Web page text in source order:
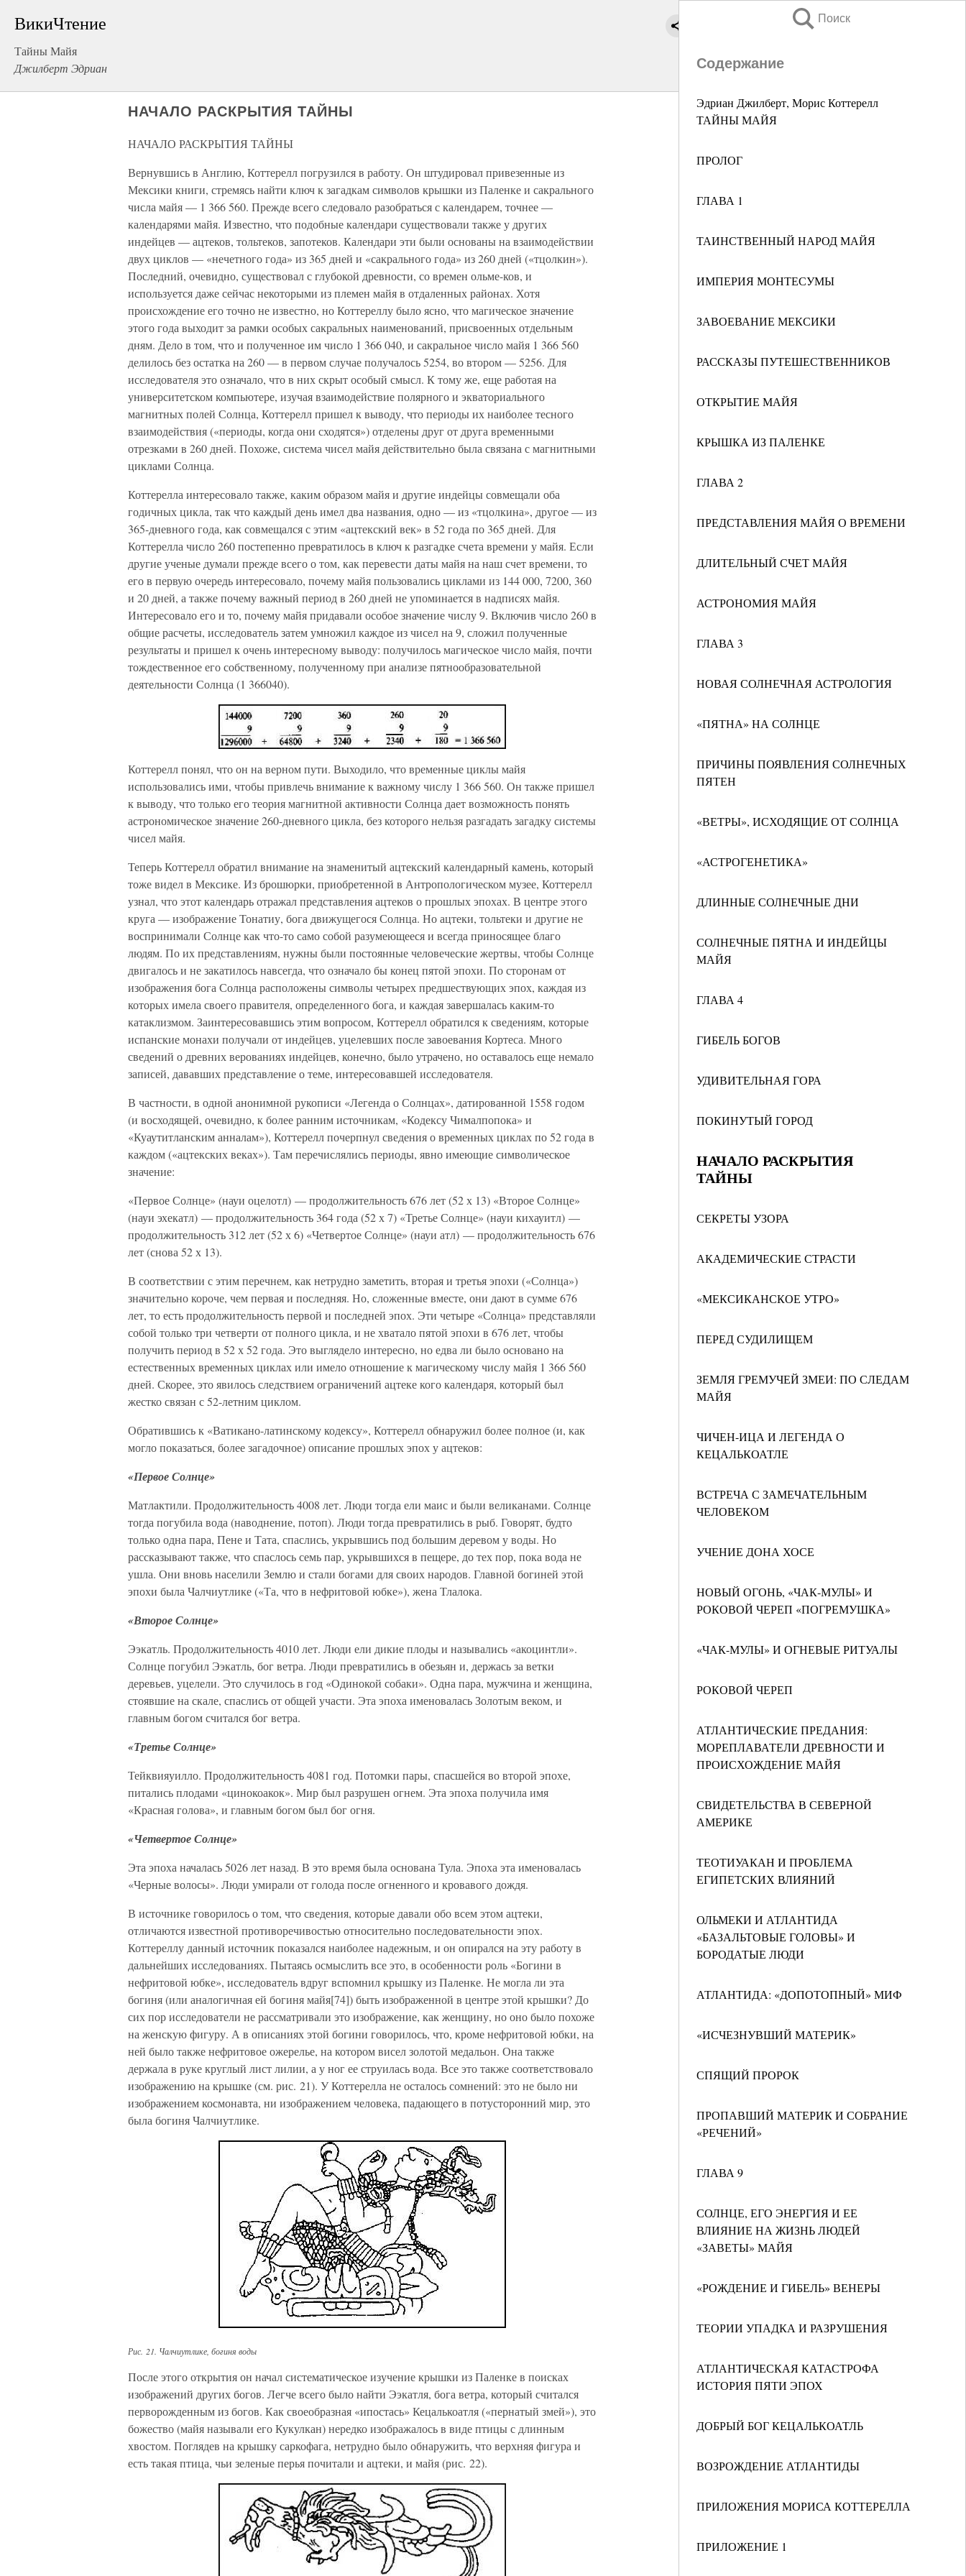
ВикиЧтение
Тайны Майя
Джилберт Эдриан
Поиск
Содержание
Эдриан Джилберт, Морис Коттерелл
ТАЙНЫ МАЙЯ
ПРОЛОГ
ГЛАВА 1
ТАИНСТВЕННЫЙ НАРОД МАЙЯ
ИМПЕРИЯ МОНТЕСУМЫ
ЗАВОЕВАНИЕ МЕКСИКИ
РАССКАЗЫ ПУТЕШЕСТВЕННИКОВ
ОТКРЫТИЕ МАЙЯ
КРЫШКА ИЗ ПАЛЕНКЕ
ГЛАВА 2
ПРЕДСТАВЛЕНИЯ МАЙЯ О ВРЕМЕНИ
ДЛИТЕЛЬНЫЙ СЧЕТ МАЙЯ
АСТРОНОМИЯ МАЙЯ
ГЛАВА 3
НОВАЯ СОЛНЕЧНАЯ АСТРОЛОГИЯ
«ПЯТНА» НА СОЛНЦЕ
ПРИЧИНЫ ПОЯВЛЕНИЯ СОЛНЕЧНЫХ
ПЯТЕН
«ВЕТРЫ», ИСХОДЯЩИЕ ОТ СОЛНЦА
«АСТРОГЕНЕТИКА»
ДЛИННЫЕ СОЛНЕЧНЫЕ ДНИ
СОЛНЕЧНЫЕ ПЯТНА И ИНДЕЙЦЫ
МАЙЯ
ГЛАВА 4
ГИБЕЛЬ БОГОВ
УДИВИТЕЛЬНАЯ ГОРА
ПОКИНУТЫЙ ГОРОД
НАЧАЛО РАСКРЫТИЯ
ТАЙНЫ
СЕКРЕТЫ УЗОРА
АКАДЕМИЧЕСКИЕ СТРАСТИ
«МЕКСИКАНСКОЕ УТРО»
ПЕРЕД СУДИЛИЩЕМ
ЗЕМЛЯ ГРЕМУЧЕЙ ЗМЕИ: ПО СЛЕДАМ
МАЙЯ
ЧИЧЕН-ИЦА И ЛЕГЕНДА О
КЕЦАЛЬКОАТЛЕ
ВСТРЕЧА С ЗАМЕЧАТЕЛЬНЫМ
ЧЕЛОВЕКОМ
УЧЕНИЕ ДОНА ХОСЕ
НОВЫЙ ОГОНЬ, «ЧАК-МУЛЫ» И
РОКОВОЙ ЧЕРЕП «ПОГРЕМУШКА»
«ЧАК-МУЛЫ» И ОГНЕВЫЕ РИТУАЛЫ
РОКОВОЙ ЧЕРЕП
АТЛАНТИЧЕСКИЕ ПРЕДАНИЯ:
МОРЕПЛАВАТЕЛИ ДРЕВНОСТИ И
ПРОИСХОЖДЕНИЕ МАЙЯ
СВИДЕТЕЛЬСТВА В СЕВЕРНОЙ
АМЕРИКЕ
ТЕОТИУАКАН И ПРОБЛЕМА
ЕГИПЕТСКИХ ВЛИЯНИЙ
ОЛЬМЕКИ И АТЛАНТИДА
«БАЗАЛЬТОВЫЕ ГОЛОВЫ» И
БОРОДАТЫЕ ЛЮДИ
АТЛАНТИДА: «ДОПОТОПНЫЙ» МИФ
«ИСЧЕЗНУВШИЙ МАТЕРИК»
СПЯЩИЙ ПРОРОК
ПРОПАВШИЙ МАТЕРИК И СОБРАНИЕ
«РЕЧЕНИЙ»
ГЛАВА 9
СОЛНЦЕ, ЕГО ЭНЕРГИЯ И ЕЕ
ВЛИЯНИЕ НА ЖИЗНЬ ЛЮДЕЙ
«ЗАВЕТЫ» МАЙЯ
«РОЖДЕНИЕ И ГИБЕЛЬ» ВЕНЕРЫ
ТЕОРИИ УПАДКА И РАЗРУШЕНИЯ
АТЛАНТИЧЕСКАЯ КАТАСТРОФА
ИСТОРИЯ ПЯТИ ЭПОХ
ДОБРЫЙ БОГ КЕЦАЛЬКОАТЛЬ
ВОЗРОЖДЕНИЕ АТЛАНТИДЫ
ПРИЛОЖЕНИЯ МОРИСА КОТТЕРЕЛЛА
ПРИЛОЖЕНИЕ 1
НАЧАЛО РАСКРЫТИЯ ТАЙНЫ
НАЧАЛО РАСКРЫТИЯ ТАЙНЫ
Вернувшись в Англию, Коттерелл погрузился в работу. Он штудировал привезенные из
Мексики книги, стремясь найти ключ к загадкам символов крышки из Паленке и сакрального
числа майя — 1 366 560. Прежде всего следовало разобраться с календарем, точнее —
календарями майя. Известно, что подобные календари существовали также у других
индейцев — ацтеков, тольтеков, запотеков. Календари эти были основаны на взаимодействии
двух циклов — «нечетного года» из 365 дней и «сакрального года» из 260 дней («тцолкин»).
Последний, очевидно, существовал с глубокой древности, со времен ольме-ков, и
используется даже сейчас некоторыми из племен майя в отдаленных районах. Хотя
происхождение его точно не известно, но Коттереллу было ясно, что магическое значение
этого года выходит за рамки особых сакральных наименований, присвоенных отдельным
дням. Дело в том, что и полученное им число 1 366 040, и сакральное число майя 1 366 560
делилось без остатка на 260 — в первом случае получалось 5254, во втором — 5256. Для
исследователя это означало, что в них скрыт особый смысл. К тому же, еще работая на
университетском компьютере, изучая взаимодействие полярного и экваториального
магнитных полей Солнца, Коттерелл пришел к выводу, что периоды их наиболее тесного
взаимодействия («периоды, когда они сходятся») отделены друг от друга временными
отрезками в 260 дней. Похоже, система чисел майя действительно была связана с магнитными
циклами Солнца.
Коттерелла интересовало также, каким образом майя и другие индейцы совмещали оба
годичных цикла, так что каждый день имел два названия, одно — из «тцолкина», другое — из
365-дневного года, как совмещался с этим «ацтекский век» в 52 года по 365 дней. Для
Коттерелла число 260 постепенно превратилось в ключ к разгадке счета времени у майя. Если
другие ученые думали прежде всего о том, как перевести даты майя на наш счет времени, то
его в первую очередь интересовало, почему майя пользовались циклами из 144 000, 7200, 360
и 20 дней, а также почему важный период в 260 дней не упоминается в надписях майя.
Интересовало его и то, почему майя придавали особое значение числу 9. Включив число 260 в
общие расчеты, исследователь затем умножил каждое из чисел на 9, сложил полученные
результаты и пришел к очень интересному выводу: получилось магическое число майя, почти
тождественное его собственному, полученному при анализе пятнообразовательной
деятельности Солнца (1 366040).
Коттерелл понял, что он на верном пути. Выходило, что временные циклы майя
использовались ими, чтобы привлечь внимание к важному числу 1 366 560. Он также пришел
к выводу, что только его теория магнитной активности Солнца дает возможность понять
астрономическое значение 260-дневного цикла, без которого нельзя разгадать загадку системы
чисел майя.
Теперь Коттерелл обратил внимание на знаменитый ацтекский календарный камень, который
тоже видел в Мексике. Из брошюрки, приобретенной в Антропологическом музее, Коттерелл
узнал, что этот календарь отражал представления ацтеков о прошлых эпохах. В центре этого
круга — изображение Тонатиу, бога движущегося Солнца. Но ацтеки, тольтеки и другие не
воспринимали Солнце как что-то само собой разумеющееся и всегда приносящее благо
людям. По их представлениям, нужны были постоянные человеческие жертвы, чтобы Солнце
двигалось и не закатилось навсегда, что означало бы конец пятой эпохи. По сторонам от
изображения бога Солнца расположены символы четырех предшествующих эпох, каждая из
которых имела своего правителя, определенного бога, и каждая завершалась каким-то
катаклизмом. Заинтересовавшись этим вопросом, Коттерелл обратился к сведениям, которые
испанские монахи получали от индейцев, уцелевших после завоевания Кортеса. Много
сведений о древних верованиях индейцев, конечно, было утрачено, но оставалось еще немало
записей, дававших представление о теме, интересовавшей исследователя.
В частности, в одной анонимной рукописи «Легенда о Солнцах», датированной 1558 годом
(и восходящей, очевидно, к более ранним источникам, «Кодексу Чималпопока» и
«Куаутитланским анналам»), Коттерелл почерпнул сведения о временных циклах по 52 года в
каждом («ацтекских веках»). Там перечислялись периоды, явно имеющие символическое
значение:
«Первое Солнце» (науи оцелотл) — продолжительность 676 лет (52 х 13) «Второе Солнце»
(науи эхекатл) — продолжительность 364 года (52 х 7) «Третье Солнце» (науи кихауитл) —
продолжительность 312 лет (52 х 6) «Четвертое Солнце» (науи атл) — продолжительность 676
лет (снова 52 х 13).
В соответствии с этим перечнем, как нетрудно заметить, вторая и третья эпохи («Солнца»)
значительно короче, чем первая и последняя. Но, сложенные вместе, они дают в сумме 676
лет, то есть продолжительность первой и последней эпох. Эти четыре «Солнца» представляли
собой только три четверти от полного цикла, и не хватало пятой эпохи в 676 лет, чтобы
получить период в 52 х 52 года. Это выглядело интересно, но едва ли было основано на
естественных временных циклах или имело отношение к магическому числу майя 1 366 560
дней. Скорее, это явилось следствием ограничений ацтеке кого календаря, который был
жестко связан с 52-летним циклом.
Обратившись к «Ватикано-латинскому кодексу», Коттерелл обнаружил более полное (и, как
могло показаться, более загадочное) описание прошлых эпох у ацтеков:
«Первое Солнце»
Матлактили. Продолжительность 4008 лет. Люди тогда ели маис и были великанами. Солнце
тогда погубила вода (наводнение, потоп). Люди тогда превратились в рыб. Говорят, будто
только одна пара, Пене и Тата, спаслись, укрывшись под большим деревом у воды. Но
рассказывают также, что спаслось семь пар, укрывшихся в пещере, до тех пор, пока вода не
ушла. Они вновь населили Землю и стали богами для своих народов. Главной богиней этой
эпохи была Чалчиутлике («Та, что в нефритовой юбке»), жена Тлалока.
«Второе Солнце»
Ээкатль. Продолжительность 4010 лет. Люди ели дикие плоды и назывались «акоцинтли».
Солнце погубил Ээкатль, бог ветра. Люди превратились в обезьян и, держась за ветки
деревьев, уцелели. Это случилось в год «Одинокой собаки». Одна пара, мужчина и женщина,
стоявшие на скале, спаслись от общей участи. Эта эпоха именовалась Золотым веком, и
главным богом считался бог ветра.
«Третье Солнце»
Тейквияуилло. Продолжительность 4081 год. Потомки пары, спасшейся во второй эпохе,
питались плодами «цинокоакок». Мир был разрушен огнем. Эта эпоха получила имя
«Красная голова», и главным богом был бог огня.
«Четвертое Солнце»
Эта эпоха началась 5026 лет назад. В это время была основана Тула. Эпоха эта именовалась
«Черные волосы». Люди умирали от голода после огненного и кровавого дождя.
В источнике говорилось о том, что сведения, которые давали обо всем этом ацтеки,
отличаются известной противоречивостью относительно последовательности эпох.
Коттереллу данный источник показался наиболее надежным, и он опирался на эту работу в
дальнейших исследованиях. Пытаясь осмыслить все это, в особенности роль «Богини в
нефритовой юбке», исследователь вдруг вспомнил крышку из Паленке. Не могла ли эта
богиня (или аналогичная ей богиня майя[74]) быть изображенной в центре этой крышки? До
сих пор исследователи не рассматривали это изображение, как женщину, но оно было похоже
на женскую фигуру. А в описаниях этой богини говорилось, что, кроме нефритовой юбки, на
ней было также нефритовое ожерелье, на котором висел золотой медальон. Она также
держала в руке круглый лист лилии, а у ног ее струилась вода. Все это также соответствовало
изображению на крышке (см. рис. 21). У Коттерелла не осталось сомнений: это не было ни
изображением космонавта, ни изображением человека, падающего в потусторонний мир, это
была богиня Чалчиутлике.
Рис. 21. Чалчиутлике, богиня воды
После этого открытия он начал систематическое изучение крышки из Паленке в поисках
изображений других богов. Легче всего было найти Ээкатля, бога ветра, который считался
перворожденным из богов. Как своеобразная «ипостась» Кецалькоатля («пернатый змей»), это
божество (майя называли его Кукулкан) нередко изображалось в виде птицы с длинным
хвостом. Поглядев на крышку саркофага, нетрудно было обнаружить, что верхняя фигура и
есть такая птица, чьи зеленые перья почитали и ацтеки, и майя (рис. 22).